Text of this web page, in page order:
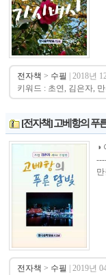
전자책 > 수필 | 2018년
키워드 : 초연, 김은자, 만
[전자책] 고베항의 푸
◑
전자책 > 수필 | 2019년